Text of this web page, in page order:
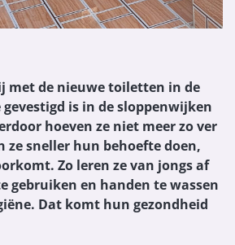
met de nieuwe toiletten in de
is in de sloppenwijken
hoeven ze niet meer zo ver
ze sneller hun behoefte doen,
Zo leren ze van jongs af
gebruiken en handen te wassen
Dat komt hun gezondheid